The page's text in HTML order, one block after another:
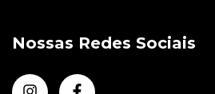
Nossas Redes Sociais